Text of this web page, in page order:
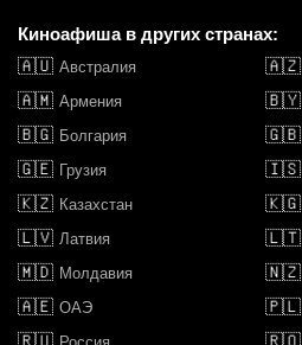
Киноафиша в других странах:
🇦🇺 Австралия 🇦🇿
🇦🇲 Армения 🇧🇾
🇧🇬 Болгария 🇬🇧
🇬🇪 Грузия 🇮🇸
🇰🇿 Казахстан 🇰🇬
🇱🇻 Латвия 🇱🇹
🇲🇩 Молдавия 🇳🇿
🇦🇪 ОАЭ 🇵🇱
🇷🇺 🇷🇴